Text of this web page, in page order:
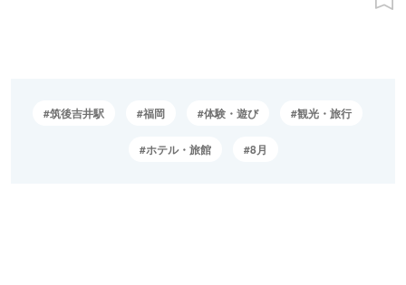
筑後吉井駅 福岡 体験・遊び 観光・旅行
ホテル・旅館 8月